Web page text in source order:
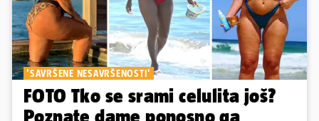
'SAVRŠENE NESAVRŠENOSTI'
FOTO Tko se srami celulita još?
Poznate dame ponosno ga